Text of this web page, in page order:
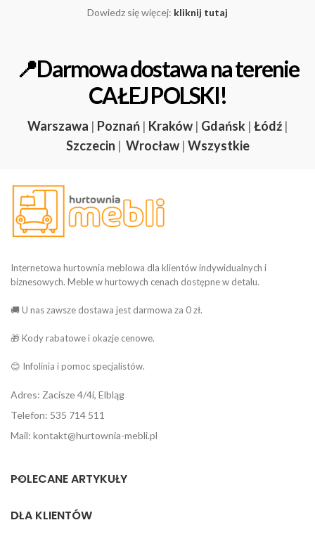
Dowiedz się więcej: kliknij tutaj
📍Darmowa dostawa na terenie
CAŁEJ POLSKI!
Warszawa | Poznań | Kraków | Gdańsk | Łódź |
Szczecin | Wrocław | Wszystkie
Internetowa hurtownia meblowa dla klientów indywidualnych i
biznesowych. Meble w hurtowych cenach dostępne w detalu.
🚚 U nas zawsze dostawa jest darmowa za 0 zł.
🎁 Kody rabatowe i okazje cenowe.
😊 Infolinia i pomoc specjalistów.
Adres: Zacisze 4/4i, Elbląg
Telefon: 535 714 511
Mail: kontakt@hurtownia-mebli.pl
POLECANE ARTYKUŁY
DLA KLIENTÓW